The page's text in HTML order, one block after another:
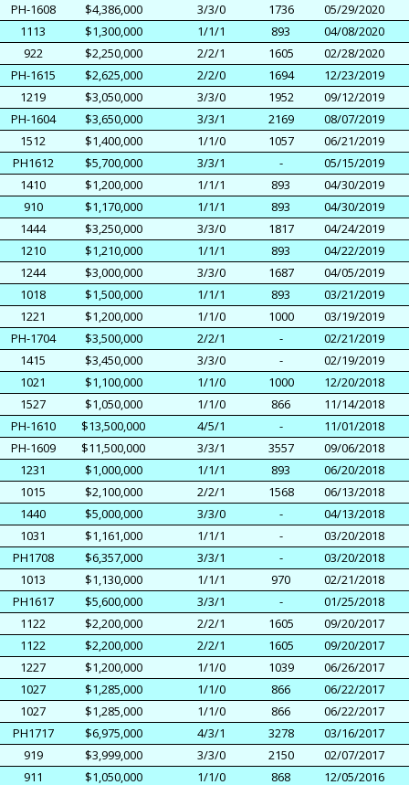
PH-1608
$4,386,000 3/3/0 1736
05/29/2020
1113
$1,300,000 1/1/1 893
04/08/2020
922
$2,250,000 2/2/1 1605
02/28/2020
PH-1615
$2,625,000 2/2/0 1694
12/23/2019
1219
$3,050,000 3/3/0 1952
09/12/2019
PH-1604
$3,650,000 3/3/1 2169
08/07/2019
1512
$1,400,000 1/1/0 1057
06/21/2019
PH1612
$5,700,000 3/3/1 -
05/15/2019
1410
$1,200,000 1/1/1 893
04/30/2019
910
$1,170,000 1/1/1 893
04/30/2019
1444
$3,250,000 3/3/0 1817
04/24/2019
1210
$1,210,000 1/1/1 893
04/22/2019
1244
$3,000,000 3/3/0 1687
04/05/2019
1018
$1,500,000 1/1/1 893
03/21/2019
1221
$1,200,000 1/1/0 1000
03/19/2019
PH-1704
$3,500,000 2/2/1 -
02/21/2019
1415
$3,450,000 3/3/0 -
02/19/2019
1021
$1,100,000 1/1/0 1000
12/20/2018
1527
$1,050,000 1/1/0 866
11/14/2018
PH-1610
$13,500,000 4/5/1 -
11/01/2018
PH-1609
$11,500,000 3/3/1 3557
09/06/2018
1231
$1,000,000 1/1/1 893
06/20/2018
1015
$2,100,000 2/2/1 1568
06/13/2018
1440
$5,000,000 3/3/0 -
04/13/2018
1031
$1,161,000 1/1/1 -
03/20/2018
PH1708
$6,357,000 3/3/1 -
03/20/2018
1013
$1,130,000 1/1/1 970
02/21/2018
PH1617
$5,600,000 3/3/1 -
01/25/2018
1122
$2,200,000 2/2/1 1605
09/20/2017
1122
$2,200,000 2/2/1 1605
09/20/2017
1227
$1,200,000 1/1/0 1039
06/26/2017
1027
$1,285,000 1/1/0 866
06/22/2017
1027
$1,285,000 1/1/0 866
06/22/2017
PH1717
$6,975,000 4/3/1 3278
03/16/2017
919
$3,999,000 3/3/0 2150
02/07/2017
911
$1,050,000 1/1/0 868
12/05/2016